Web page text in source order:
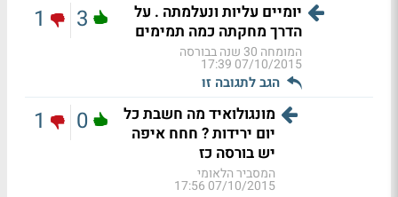
יומיים עליות ונעלמתה . על
הדרך מחקתה כמה תמימים
המומחה 30 שנה בבורסה
07/10/2015 17:39
הגב לתגובה זו
3
1
מונגולואיד מה חשבת כל
יום ירידות ? חחח איפה
יש בורסה כז
המסביר הלאומי
07/10/2015 17:56
0
1